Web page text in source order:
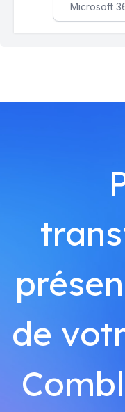
de